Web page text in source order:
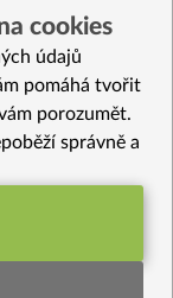
cookies
údajů
pomáhá tvořit
porozumět.
správně a